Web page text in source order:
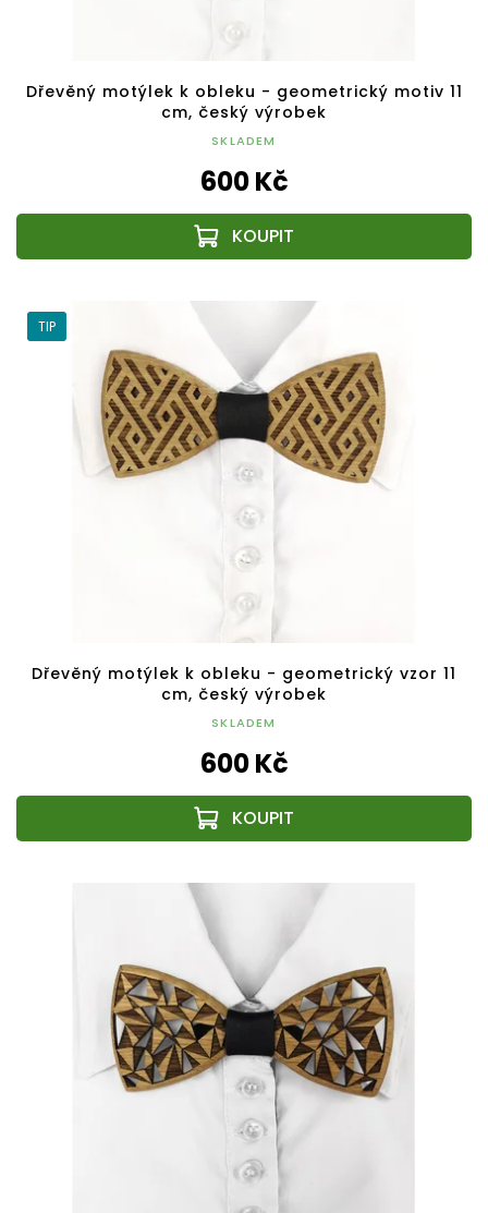
Dřevěný motýlek k obleku - geometrický motiv 11
cm, český výrobek
SKLADEM
600 Kč
TIP
Dřevěný motýlek k obleku - geometrický vzor 11
cm, český výrobek
SKLADEM
600 Kč